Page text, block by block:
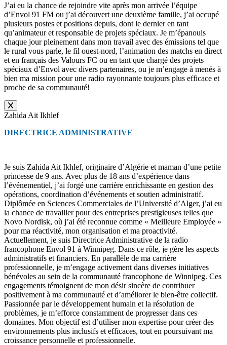
J’ai eu la chance de rejoindre vite après mon arrivée l’équipe
d’Envol 91 FM ou j’ai découvert une deuxième famille, j’ai occupé
plusieurs postes et positions depuis, dont le dernier en tant
qu’animateur et responsable de projets spéciaux. Je m’épanouis
chaque jour pleinement dans mon travail avec des émissions tel que
le rural vous parle, le fil ouest-nord, l’animation des matchs en direct
et en français des Valours FC ou en tant que chargé des projets
spéciaux d’Envol avec divers partenaires, ou je m’engage à menés à
bien ma mission pour une radio rayonnante toujours plus efficace et
proche de sa communauté!
Zahida Ait Ikhlef
DIRECTRICE ADMINISTRATIVE
Je suis Zahida Ait Ikhlef, originaire d’Algérie et maman d’une petite
princesse de 9 ans. Avec plus de 18 ans d’expérience dans
l’événementiel, j’ai forgé une carrière enrichissante en gestion des
opérations, coordination d’événements et soutien administratif.
Diplômée en Sciences Commerciales de l’Université d’Alger, j’ai eu
la chance de travailler pour des entreprises prestigieuses telles que
Novo Nordisk, où j’ai été reconnue comme « Meilleure Employée »
pour ma réactivité, mon organisation et ma proactivité.
Actuellement, je suis Directrice Administrative de la radio
francophone Envol 91 à Winnipeg. Dans ce rôle, je gère les aspects
administratifs et financiers. En parallèle de ma carrière
professionnelle, je m’engage activement dans diverses initiatives
bénévoles au sein de la communauté francophone de Winnipeg. Ces
engagements témoignent de mon désir sincère de contribuer
positivement à ma communauté et d’améliorer le bien-être collectif.
Passionnée par le développement humain et la résolution de
problèmes, je m’efforce constamment de progresser dans ces
domaines. Mon objectif est d’utiliser mon expertise pour créer des
environnements plus inclusifs et efficaces, tout en poursuivant ma
croissance personnelle et professionnelle.